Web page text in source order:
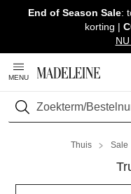
Navigatie overslaan,
End of Season Sale:
korting |
MENU
Zoeken
Thuis Sale